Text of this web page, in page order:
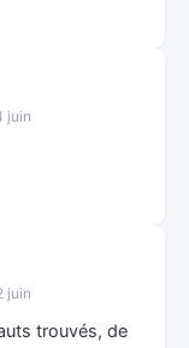
juin
juin
trouvés, de